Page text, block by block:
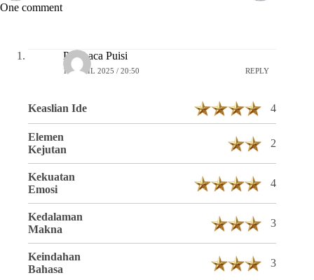
One comment
Pembaca Puisi
16 APRIL 2025 / 20:50 REPLY
Keaslian Ide 4
Elemen
Kejutan
2
Kekuatan
Emosi
4
Kedalaman
Makna
3
Keindahan
Bahasa
3